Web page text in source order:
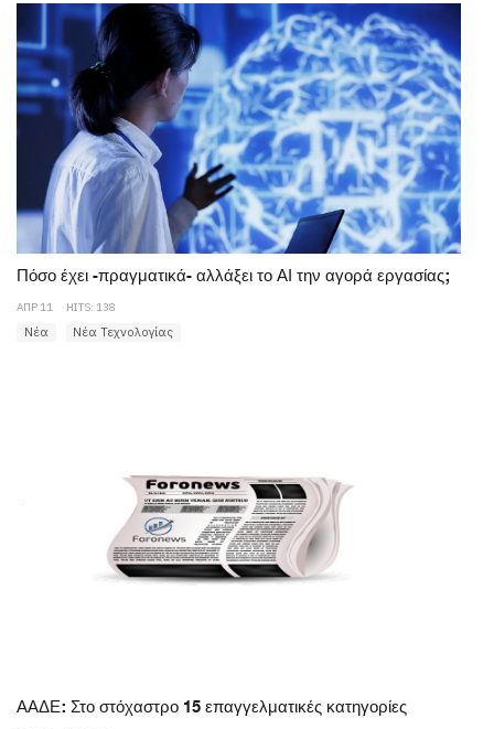
Πόσο έχει -πραγματικά- αλλάξει το ΑΙ την αγορά εργασίας;
ΑΠΡ 11 HITS: 138
Νέα Νέα Τεχνολογίας
ΑΑΔΕ: Στο στόχαστρο 15 επαγγελματικές κατηγορίες